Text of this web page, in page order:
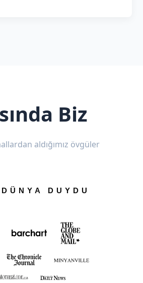
Biz
aldığımız övgüler
DUYDU